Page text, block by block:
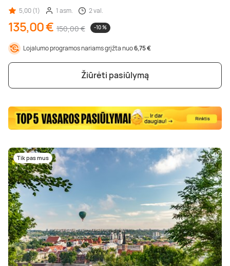
5,00 (1)
1 asm. 2 val.
135,00 € 150,00 € -10 %
Lojalumo programos nariams grįžta nuo6,75 €
Žiūrėti pasiūlymą
Tik pas mus